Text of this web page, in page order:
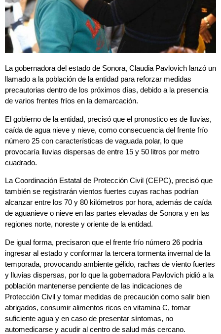
La gobernadora del estado de Sonora, Claudia Pavlovich lanzó un
llamado a la población de la entidad para reforzar medidas
precautorias dentro de los próximos días, debido a la presencia
de varios frentes fríos en la demarcación.
El gobierno de la entidad, precisó que el pronostico es de lluvias,
caída de agua nieve y nieve, como consecuencia del frente frío
número 25 con características de vaguada polar, lo que
provocaría lluvias dispersas de entre 15 y 50 litros por metro
cuadrado.
La Coordinación Estatal de Protección Civil (CEPC), precisó que
también se registrarán vientos fuertes cuyas rachas podrían
alcanzar entre los 70 y 80 kilómetros por hora, además de caída
de aguanieve o nieve en las partes elevadas de Sonora y en las
regiones norte, noreste y oriente de la entidad.
De igual forma, precisaron que el frente frío número 26 podría
ingresar al estado y conformar la tercera tormenta invernal de la
temporada, provocando ambiente gélido, rachas de viento fuertes
y lluvias dispersas, por lo que la gobernadora Pavlovich pidió a la
población mantenerse pendiente de las indicaciones de
Protección Civil y tomar medidas de precaución como salir bien
abrigados, consumir alimentos ricos en vitamina C, tomar
suficiente agua y en caso de presentar síntomas, no
automedicarse y acudir al centro de salud más cercano.